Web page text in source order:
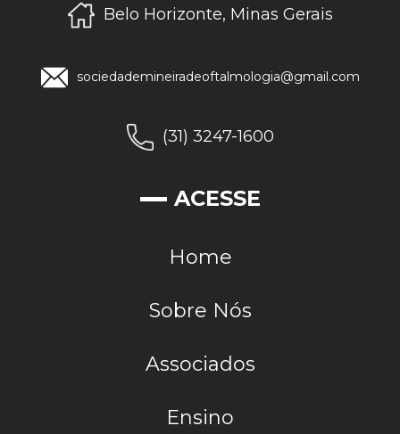
Belo Horizonte, Minas Gerais
sociedademineiradeoftalmologia@gmail.com
(31) 3247-1600
ACESSE
Home
Sobre Nós
Associados
Ensino